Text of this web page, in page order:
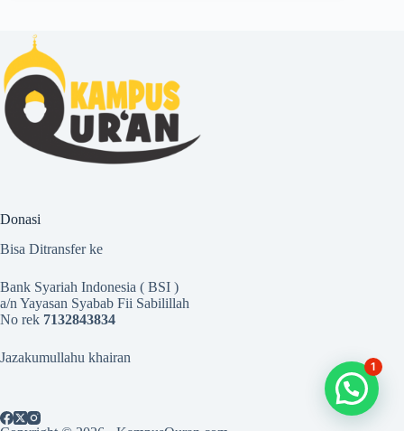
Donasi
Bisa Ditransfer ke
Bank Syariah Indonesia ( BSI )
a/n Yayasan Syabab Fii Sabilillah
No rek 7132843834
Jazakumullahu khairan
1